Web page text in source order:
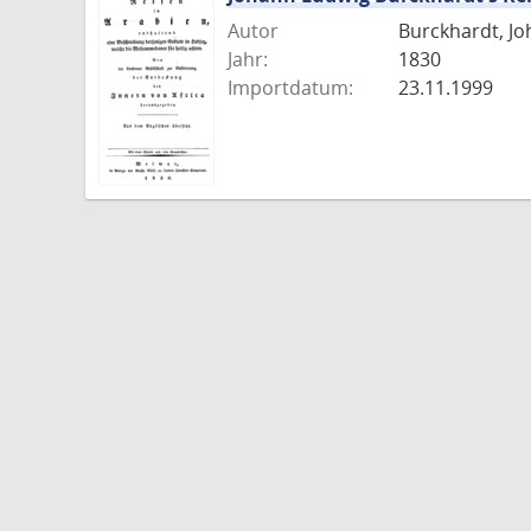
Autor
Burckhardt,
Jahr:
1830
Importdatum:
23.11.1999